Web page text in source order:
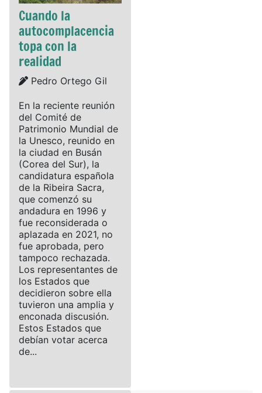
Cuando la
autocomplacencia
topa con la
realidad
Details
Pedro Ortego Gil
En la reciente reunión
del Comité de
Patrimonio Mundial de
la Unesco, reunido en
la ciudad en Busán
(Corea del Sur), la
candidatura española
de la Ribeira Sacra,
que comenzó su
andadura en 1996 y
fue reconsiderada o
aplazada en 2021, no
fue aprobada, pero
tampoco rechazada.
Los representantes de
los Estados que
decidieron sobre ella
tuvieron una amplia y
enconada discusión.
Estos Estados que
debían votar acerca
de...